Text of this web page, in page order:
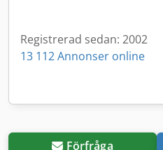
Registrerad sedan: 2002
13 112 Annonser online
Förfråga